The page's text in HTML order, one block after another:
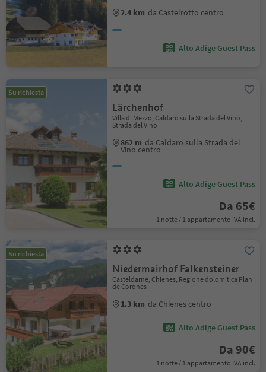
2.4 km da Castelrotto centro
Alto Adige Guest Pass
Su richiesta
Lärchenhof
Villa di Mezzo, Caldaro sulla Strada del Vino,
Strada del Vino
862 m da Caldaro sulla Strada del
Vino centro
Alto Adige Guest Pass
Da 65€
1 notte / 1 appartamento IVA incl.
Su richiesta
Niedermairhof Falkensteiner
Casteldarne, Chienes, Regione dolomitica Plan
de Corones
1.3 km da Chienes centro
Alto Adige Guest Pass
Da 90€
1 notte / 1 appartamento IVA incl.